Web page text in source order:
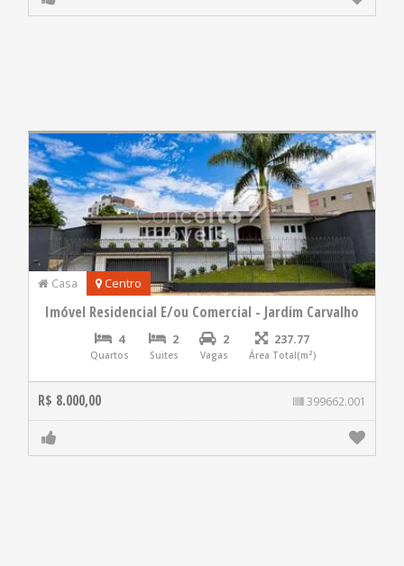
Casa Centro
Imóvel Residencial E/ou Comercial - Jardim Carvalho
4
Quartos
2
Suites
2
Vagas
237.77
Área Total(m²)
R$ 8.000,00 399662.001